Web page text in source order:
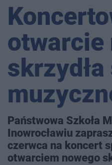
otwarcie
skrzydła
Państwowa Szkoła
Inowrocławiu
czerwca na koncert
otwarciem nowego